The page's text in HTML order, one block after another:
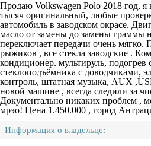
Продаю Volkswagen Polo 2018 год, я
тысяч оригинальный, любые
автомобиль в заводском окрасе.
масло от замены до замены граммы
переключает передачи очень мягко.
рыжиков , все стекла заводские .
кондиционер. мультируль, подогрев
стеклоподъёмника с доводчиками,
контроль, штатная музыка, АUX
новой машине , всегда следили за
Документально никаких проблем ,
мрэо! Цена 1.450.000 , город
Информация о владельце: